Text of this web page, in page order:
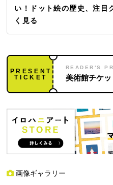
い！ドット絵の歴史、注目
く見る
PRESENT
TICKET
READER'S
美術館チケッ
画像ギャラリー